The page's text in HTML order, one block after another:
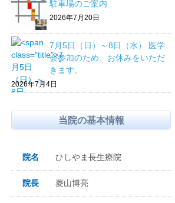
駐車場のご案内
2026年7月20日
7月5日（日）～8日（水） 医学
会参加のため、お休みをいただ
きます。
2026年7月4日
当院の基本情報
院名 ひしやま長生療院
院長 菱山博亮